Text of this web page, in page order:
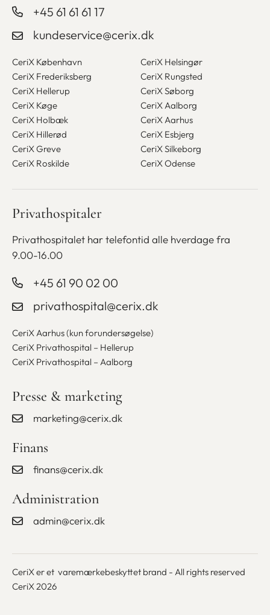
+45 61 61 61 17
kundeservice@cerix.dk
CeriX København
CeriX Frederiksberg
CeriX Hellerup
CeriX Køge
CeriX Holbæk
CeriX Hillerød
CeriX Greve
CeriX Roskilde
CeriX Helsingør
CeriX Rungsted
CeriX Søborg
CeriX Aalborg
CeriX Aarhus
CeriX Esbjerg
CeriX Silkeborg
CeriX Odense
Privathospitaler
Privathospitalet har telefontid alle hverdage fra
9.00-16.00
+45 61 90 02 00
privathospital@cerix.dk
CeriX Aarhus (kun forundersøgelse)
CeriX Privathospital – Hellerup
CeriX Privathospital – Aalborg
Presse & marketing
marketing@cerix.dk
Finans
finans@cerix.dk
Administration
admin@cerix.dk
CeriX er et varemærkebeskyttet brand - All rights reserved
CeriX 2026